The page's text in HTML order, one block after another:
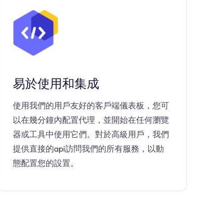
易於使用和集成
使用我們的用戶友好的客戶端儀表板，您可
以在幾分鐘內配置代理，並開始在任何瀏覽
器或工具中使用它們。對於高級用戶，我們
提供直接的api訪問我們的所有服務，以動
態配置您的設置。